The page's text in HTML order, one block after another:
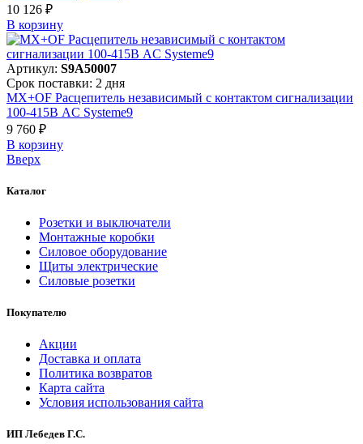
10 126 ₽
В корзинy
Артикул: S9A50007
Срок поставки: 2 дня
MX+OF Расцепитель независимый с контактом сигнализации
100-415В AC Systeme9
9 760 ₽
В корзинy
Вверх
Каталог
Розетки и выключатели
Монтажные коробки
Силовое оборудование
Щиты электрические
Силовые розетки
Покупателю
Акции
Доставка и оплата
Политика возвратов
Карта сайта
Условия использования сайта
ИП Лебедев Г.С.